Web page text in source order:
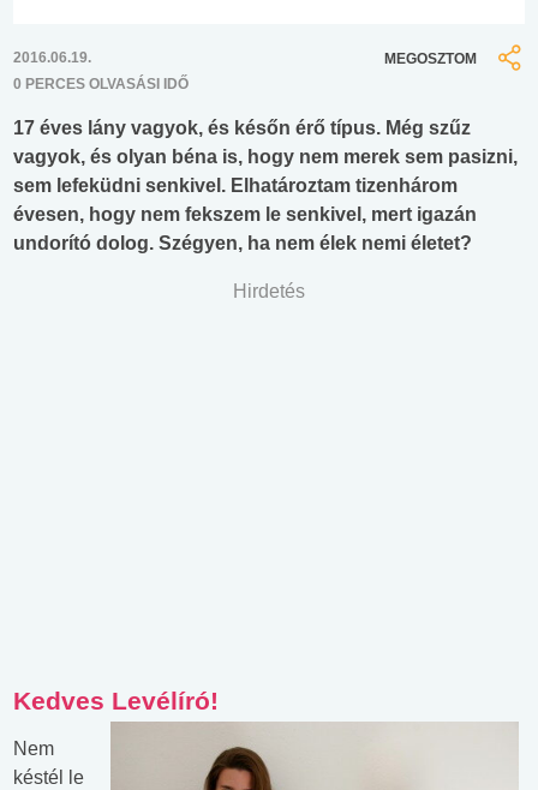
2016.06.19.
0 PERCES OLVASÁSI IDŐ
MEGOSZTOM
17 éves lány vagyok, és későn érő típus. Még szűz
vagyok, és olyan béna is, hogy nem merek sem pasizni,
sem lefeküdni senkivel. Elhatároztam tizenhárom
évesen, hogy nem fekszem le senkivel, mert igazán
undorító dolog. Szégyen, ha nem élek nemi életet?
Hirdetés
Kedves Levélíró!
Nem
késtél le